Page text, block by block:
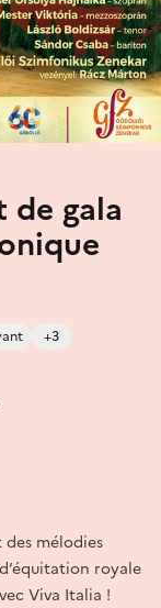
gala
+3
mélodies
royale
Viva Italia !